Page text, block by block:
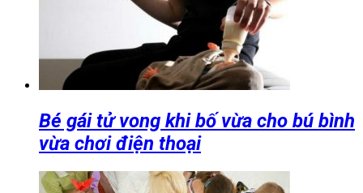
Bé gái tử vong khi bố vừa cho bú bình
vừa chơi điện thoại